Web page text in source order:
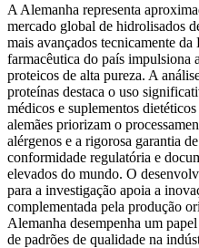
A Alemanha representa
mercado global de hidrolisados
mais avançados tecnicamente
farmacêutica do país impulsiona
proteicos de alta pureza. A
proteínas destaca o uso
médicos e suplementos
alemães priorizam o
alérgenos e a rigorosa garantia
conformidade regulatória e
elevados do mundo. O
para a investigação apoia a
complementada pela produção
Alemanha desempenha um
de padrões de qualidade na